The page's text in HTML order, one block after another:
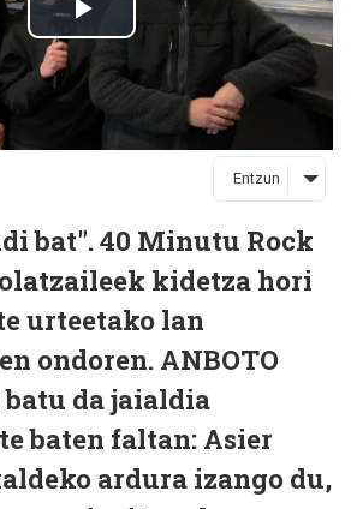
Entzun
bat". 40 Minutu Rock
kidetza hori
urteetako lan
ondoren. ANBOTO
da jaialdia
baten faltan: Asier
ardura izango du,